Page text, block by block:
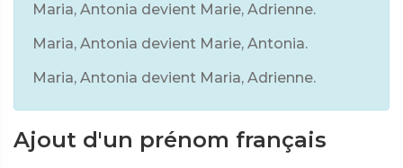
Maria, Antonia devient Marie, Adrienne.
Maria, Antonia devient Marie, Antonia.
Maria, Antonia devient Maria, Adrienne.
Ajout d'un prénom français